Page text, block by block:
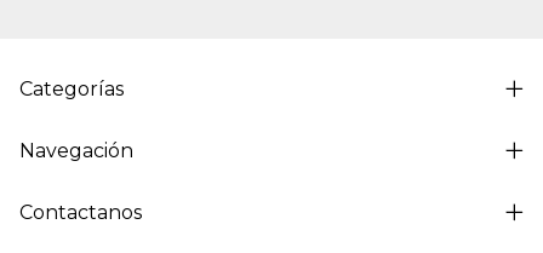
Categorías
Navegación
Contactanos